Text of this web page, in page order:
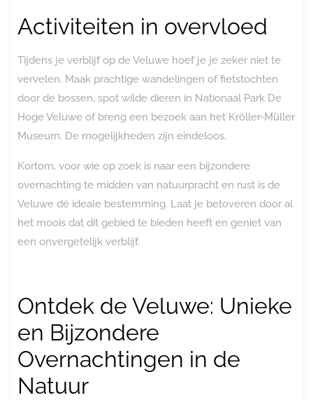
Activiteiten in overvloed
Tijdens je verblijf op de Veluwe hoef je je zeker niet te
vervelen. Maak prachtige wandelingen of fietstochten
door de bossen, spot wilde dieren in Nationaal Park De
Hoge Veluwe of breng een bezoek aan het Kröller-Müller
Museum. De mogelijkheden zijn eindeloos.
Kortom, voor wie op zoek is naar een bijzondere
overnachting te midden van natuurpracht en rust is de
Veluwe dé ideale bestemming. Laat je betoveren door al
het moois dat dit gebied te bieden heeft en geniet van
een onvergetelijk verblijf.
Ontdek de Veluwe: Unieke
en Bijzondere
Overnachtingen in de
Natuur